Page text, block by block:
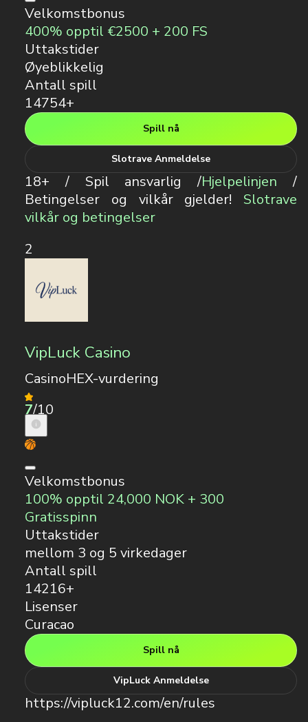
Velkomstbonus
400% opptil €2500 + 200 FS
Uttakstider
Øyeblikkelig
Antall spill
14754+
Spill nå
Slotrave Anmeldelse
18+ / Spil ansvarlig /Hjelpelinjen /
Betingelser og vilkår gjelder! Slotrave
vilkår og betingelser
2
VipLuck Casino
CasinoHEX-vurdering
7/10
Velkomstbonus
100% opptil 24,000 NOK + 300
Gratisspinn
Uttakstider
mellom 3 og 5 virkedager
Antall spill
14216+
Lisenser
Curacao
Spill nå
VipLuck Anmeldelse
https://vipluck12.com/en/rules